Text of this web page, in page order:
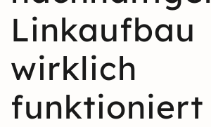
Linkaufbau
wirklich
funktioniert